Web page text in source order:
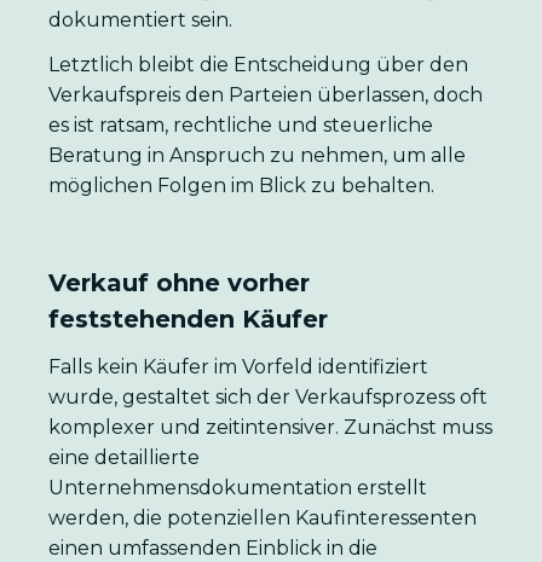
dokumentiert sein.
Letztlich bleibt die Entscheidung über den
Verkaufspreis den Parteien überlassen, doch
es ist ratsam, rechtliche und steuerliche
Beratung in Anspruch zu nehmen, um alle
möglichen Folgen im Blick zu behalten.
Verkauf ohne vorher
feststehenden Käufer
Falls kein Käufer im Vorfeld identifiziert
wurde, gestaltet sich der Verkaufsprozess oft
komplexer und zeitintensiver. Zunächst muss
eine detaillierte
Unternehmensdokumentation erstellt
werden, die potenziellen Kaufinteressenten
einen umfassenden Einblick in die